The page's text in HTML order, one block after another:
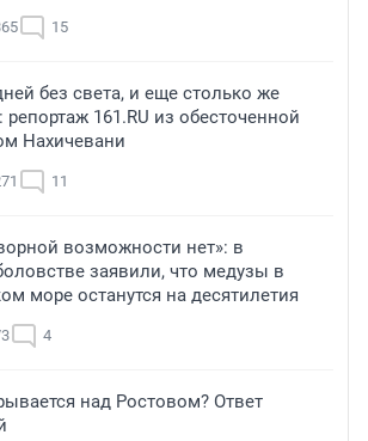
15
без света, и еще столько же
репортаж 161.RU из обесточенной
Нахичевани
11
возможности нет»: в
заявили, что медузы в
море останутся на десятилетия
4
над Ростовом? Ответ